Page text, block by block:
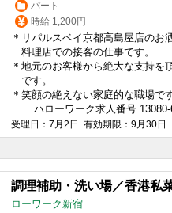
パート
時給 1,200円
＊リパルスベイ京都高島屋店のお
料理店での接客の仕事です。
＊地元のお客様から絶大な支持を
です。
＊笑顔の絶えない家庭的な職場です
... ハローワーク求人番号 13080-
受理日：7月2日 有効期限：9月30日
調理補助・洗い場／香港私
ローワーク新宿